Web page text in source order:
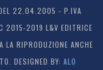
22.04.2005 - P.IVA
2019 L&V EDITRICE
RIPRODUZIONE ANCHE
DESIGNED BY: ALO